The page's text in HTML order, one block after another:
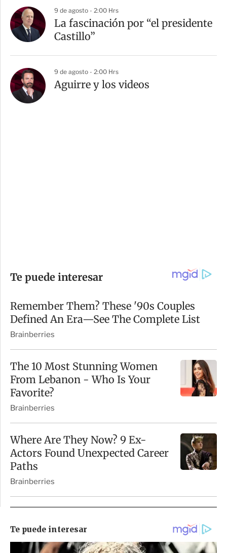
9 de agosto - 2:00 Hrs
La fascinación por “el presidente
Castillo”
9 de agosto - 2:00 Hrs
Aguirre y los videos